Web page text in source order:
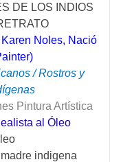
DE LOS INDIOS
Noles, Nació
/ Rostros y
Pintura Artística
al Óleo
indigena